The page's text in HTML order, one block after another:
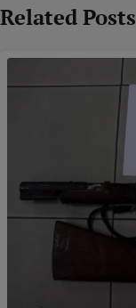
Related Posts